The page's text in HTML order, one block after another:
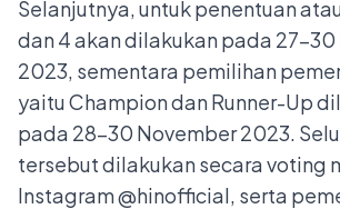
Selanjutnya, untuk penentuan
dan 4 akan dilakukan pada
2023, sementara pemilihan
yaitu Champion dan Runner-Up
pada 28–30 November 2023.
tersebut dilakukan secara voting
Instagram @hinofficial, serta